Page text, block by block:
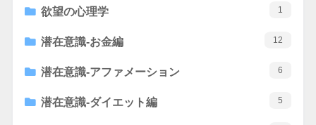
欲望の心理学 1
潜在意識-お金編 12
潜在意識-アファメーション 6
潜在意識-ダイエット編 5